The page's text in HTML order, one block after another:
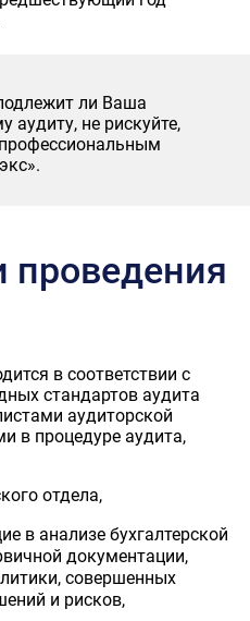
ли Ваша
аудиту, не рискуйте,
проведения
в соответствии с
стандартов аудита
аудиторской
в процедуре аудита,
отдела,
в анализе бухгалтерской
документации,
совершенных
и рисков,